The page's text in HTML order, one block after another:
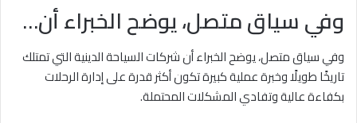
وفي سياق متصل، يوضح الخبراء أن…
وفي سياق متصل، يوضح الخبراء أن شركات السياحة الدينية التي تمتلك
تاريخًا طويلًا وخبرة عملية كبيرة تكون أكثر قدرة على إدارة الرحلات
بكفاءة عالية وتفادي المشكلات المحتملة.